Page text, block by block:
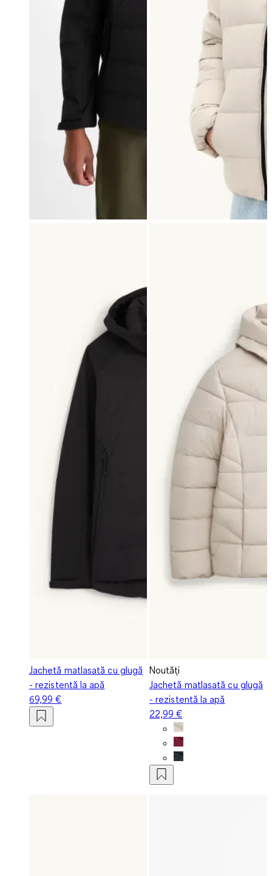
Jachetă matlasată cu glugă
- rezistentă la apă
69,99 €
Noutăți
Jachetă matlasată cu glugă
- rezistentă la apă
22,99 €